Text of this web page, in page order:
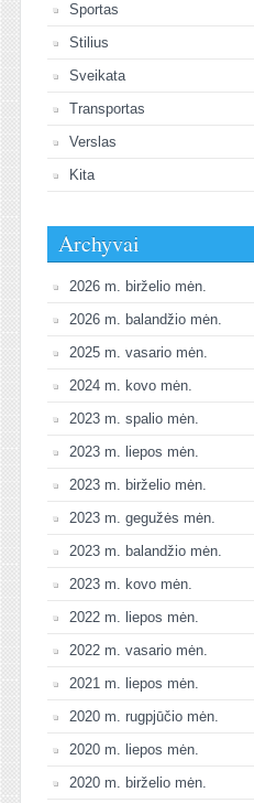
Sportas
Stilius
Sveikata
Transportas
Verslas
Kita
Archyvai
2026 m. birželio mėn.
2026 m. balandžio mėn.
2025 m. vasario mėn.
2024 m. kovo mėn.
2023 m. spalio mėn.
2023 m. liepos mėn.
2023 m. birželio mėn.
2023 m. gegužės mėn.
2023 m. balandžio mėn.
2023 m. kovo mėn.
2022 m. liepos mėn.
2022 m. vasario mėn.
2021 m. liepos mėn.
2020 m. rugpjūčio mėn.
2020 m. liepos mėn.
2020 m. birželio mėn.